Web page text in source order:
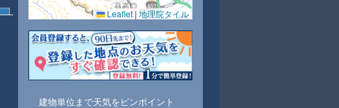
68 60 54 62
東 東 東
Leaflet | 地理院タイル
建物単位まで天気をピンポイント